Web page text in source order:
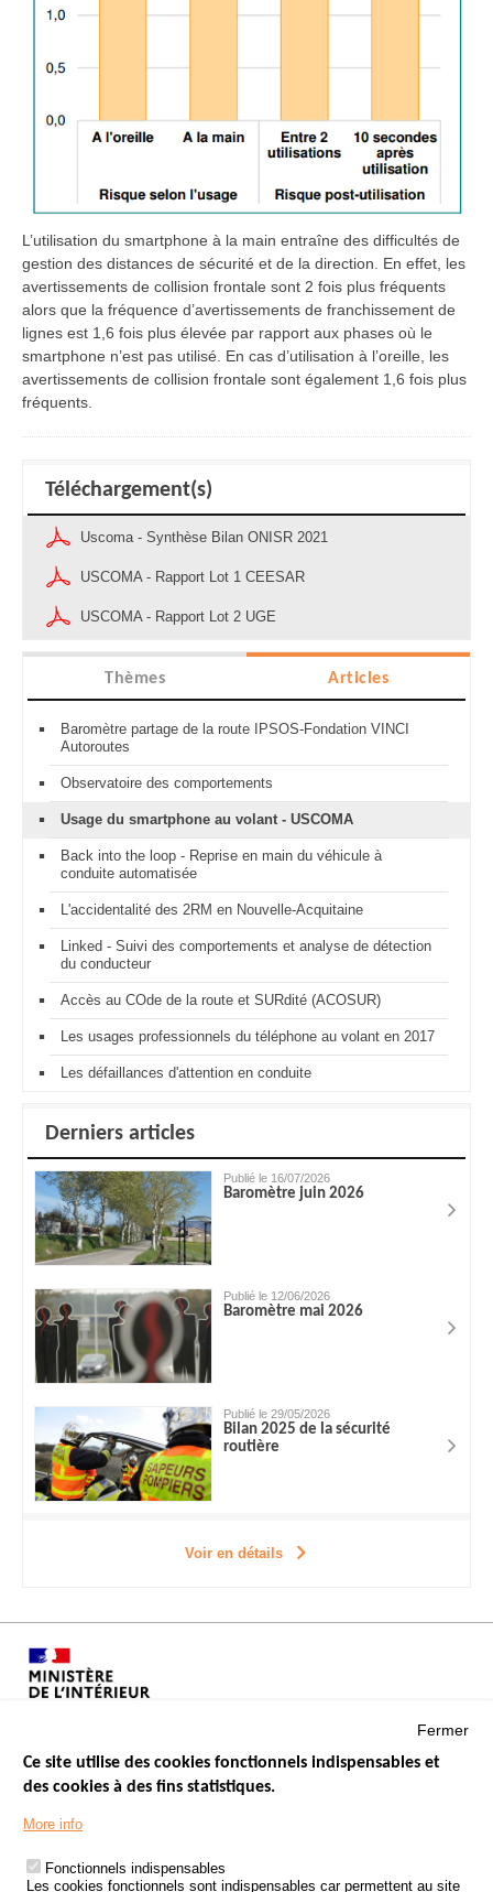
L’utilisation du smartphone à la main entraîne des difficultés de
gestion des distances de sécurité et de la direction. En effet, les
avertissements de collision frontale sont 2 fois plus fréquents
alors que la fréquence d’avertissements de franchissement de
lignes est 1,6 fois plus élevée par rapport aux phases où le
smartphone n’est pas utilisé. En cas d’utilisation à l’oreille, les
avertissements de collision frontale sont également 1,6 fois plus
fréquents.
Téléchargement(s)
Uscoma - Synthèse Bilan ONISR 2021
USCOMA - Rapport Lot 1 CEESAR
USCOMA - Rapport Lot 2 UGE
Thèmes Articles
Baromètre partage de la route IPSOS-Fondation VINCI
Autoroutes
Observatoire des comportements
Usage du smartphone au volant - USCOMA
Back into the loop - Reprise en main du véhicule à
conduite automatisée
L'accidentalité des 2RM en Nouvelle-Acquitaine
Linked - Suivi des comportements et analyse de détection
du conducteur
Accès au COde de la route et SURdité (ACOSUR)
Les usages professionnels du téléphone au volant en 2017
Les défaillances d'attention en conduite
Derniers articles
Publié le 16/07/2026
Baromètre juin 2026
Publié le 12/06/2026
Baromètre mai 2026
Publié le 29/05/2026
Bilan 2025 de la sécurité
routière
Voir en détails
Menu
Footer
LES SITES PUBLICS
ÉTAT DE L’INSÉCURITÉ ROUTIÈRE
Fermer
Ce site utilise des cookies fonctionnels indispensables et
des cookies à des fins statistiques.
More info
Fonctionnels indispensables
Les cookies fonctionnels sont indispensables car permettent au site